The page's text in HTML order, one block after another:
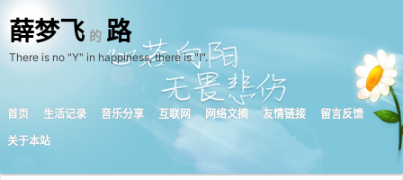
薛梦飞 的 路
There is no "Y" in happiness, there is "I".
首页 生活记录 音乐分享 互联网 网络文摘 友情链接
留言反馈
关于本站